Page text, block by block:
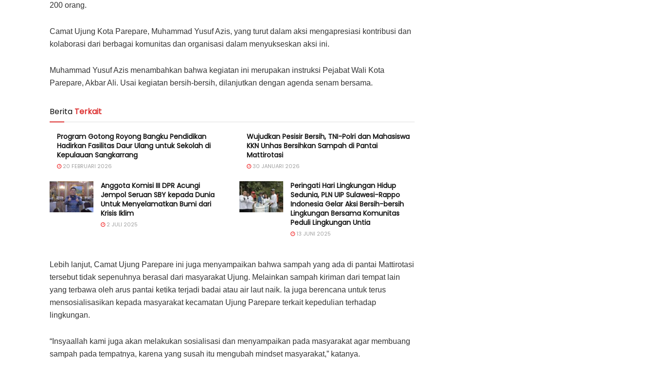
200 orang.
Camat Ujung Kota Parepare, Muhammad Yusuf Azis, yang turut dalam aksi mengapresiasi kontribusi dan
kolaborasi dari berbagai komunitas dan organisasi dalam menyukseskan aksi ini.
Muhammad Yusuf Azis menambahkan bahwa kegiatan ini merupakan instruksi Pejabat Wali Kota
Parepare, Akbar Ali. Usai kegiatan bersih-bersih, dilanjutkan dengan agenda senam bersama.
Berita Terkait
Program Gotong Royong Bangku Pendidikan
Hadirkan Fasilitas Daur Ulang untuk Sekolah di
Kepulauan Sangkarrang
20 FEBRUARI 2026
Wujudkan Pesisir Bersih, TNI-Polri dan Mahasiswa
KKN Unhas Bersihkan Sampah di Pantai
Mattirotasi
30 JANUARI 2026
Anggota Komisi III DPR Acungi
Jempol Seruan SBY kepada Dunia
Untuk Menyelamatkan Bumi dari
Krisis Iklim
2 JULI 2025
Peringati Hari Lingkungan Hidup
Sedunia, PLN UIP Sulawesi-Rappo
Indonesia Gelar Aksi Bersih-bersih
Lingkungan Bersama Komunitas
Peduli Lingkungan Untia
13 JUNI 2025
Lebih lanjut, Camat Ujung Parepare ini juga menyampaikan bahwa sampah yang ada di pantai Mattirotasi
tersebut tidak sepenuhnya berasal dari masyarakat Ujung. Melainkan sampah kiriman dari tempat lain
yang terbawa oleh arus pantai ketika terjadi badai atau air laut naik. Ia juga berencana untuk terus
mensosialisasikan kepada masyarakat kecamatan Ujung Parepare terkait kepedulian terhadap
lingkungan.
“Insyaallah kami juga akan melakukan sosialisasi dan menyampaikan pada masyarakat agar membuang
sampah pada tempatnya, karena yang susah itu mengubah mindset masyarakat,” katanya.